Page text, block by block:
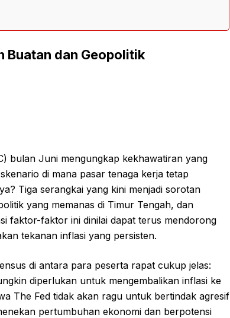
Buatan dan Geopolitik
bulan Juni mengungkap kekhawatiran yang
di mana pasar tenaga kerja tetap
Tiga serangkai yang kini menjadi sorotan
yang memanas di Timur Tengah, dan
faktor-faktor ini dinilai dapat terus mendorong
tekanan inflasi yang persisten.
di antara para peserta rapat cukup jelas:
diperlukan untuk mengembalikan inflasi ke
The Fed tidak akan ragu untuk bertindak agresif
pertumbuhan ekonomi dan berpotensi